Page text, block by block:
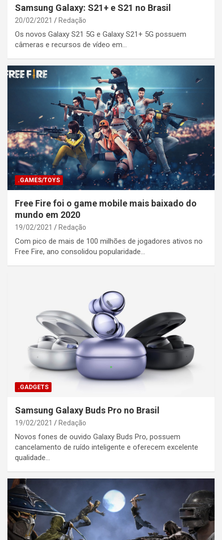
Samsung Galaxy: S21+ e S21 no Brasil
20/02/2021 Redação
Os novos Galaxy S21 5G e Galaxy S21+ 5G possuem
câmeras e recursos de vídeo em…
.GAMES/TOYS
Free Fire foi o game mobile mais baixado do
mundo em 2020
19/02/2021 Redação
Com pico de mais de 100 milhões de jogadores ativos no
Free Fire, ano consolidou popularidade…
.GADGETS
Samsung Galaxy Buds Pro no Brasil
19/02/2021 Redação
Novos fones de ouvido Galaxy Buds Pro, possuem
cancelamento de ruído inteligente e oferecem excelente
qualidade…